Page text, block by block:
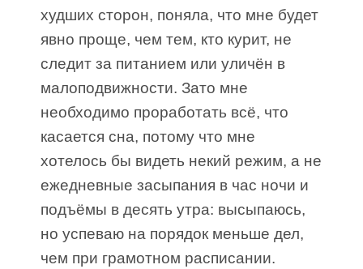
худших сторон, поняла, что мне будет
явно проще, чем тем, кто курит, не
следит за питанием или уличён в
малоподвижности. Зато мне
необходимо проработать всё, что
касается сна, потому что мне
хотелось бы видеть некий режим, а не
ежедневные засыпания в час ночи и
подъёмы в десять утра: высыпаюсь,
но успеваю на порядок меньше дел,
чем при грамотном расписании.